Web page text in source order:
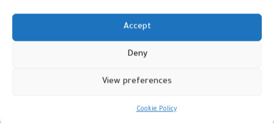
Accept
Deny
View preferences
Cookie Policy